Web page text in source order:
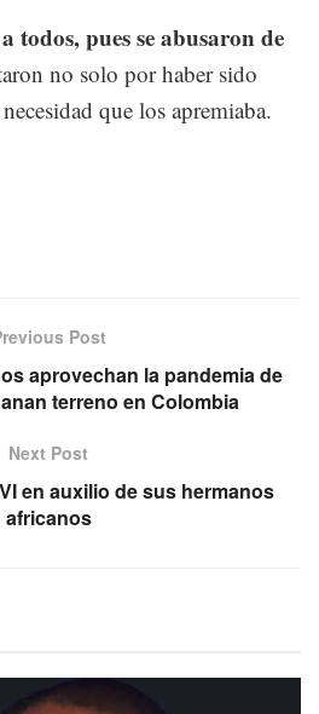
todos, pues se abusaron de
no solo por haber sido
que los apremiaba.
Post
aprovechan la pandemia de
terreno en Colombia
Next Post
en auxilio de sus hermanos
africanos